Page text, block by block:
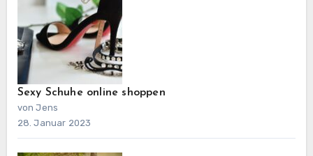
Sexy Schuhe online shoppen
von Jens
28. Januar 2023